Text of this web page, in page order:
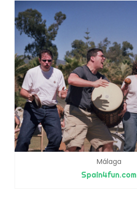
Málaga
Spain4fun.com